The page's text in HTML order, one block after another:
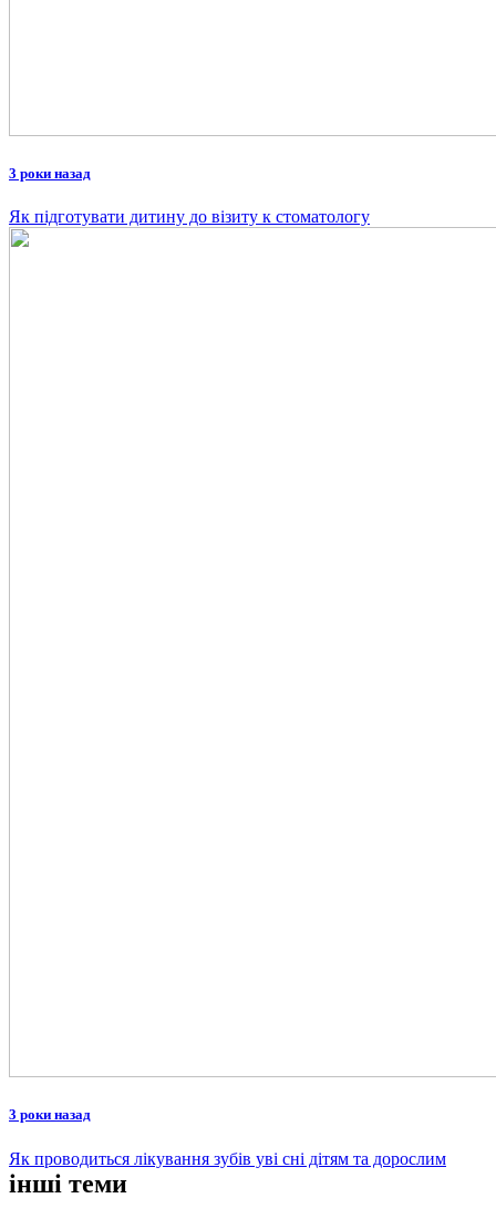
3 роки назад
Як підготувати дитину до візиту к стоматологу
3 роки назад
Як проводиться лікування зубів уві сні дітям та дорослим
інші теми